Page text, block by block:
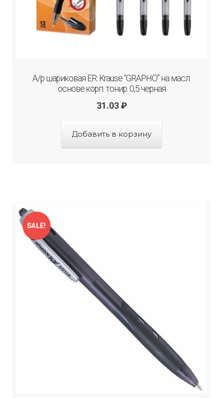
А/р шариковая ER. Krause “GRAPHO” на масл.
основе корп. тонир. 0,5 черная
31.03 ₽
Добавить в корзину
SALE!